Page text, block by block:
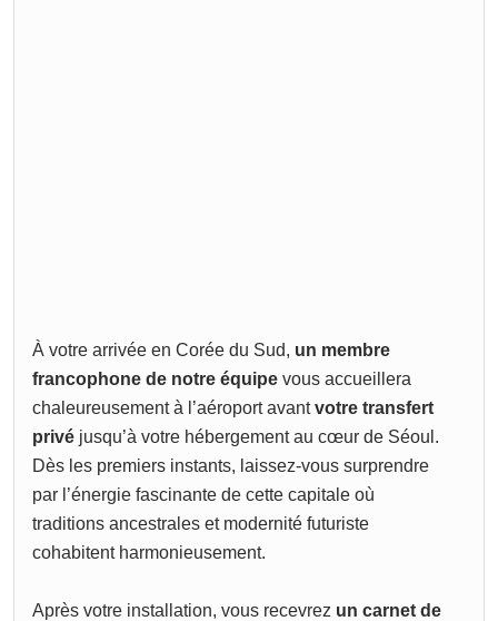
À votre arrivée en Corée du Sud, un membre
francophone de notre équipe vous accueillera
chaleureusement à l’aéroport avantvotre transfert
privé jusqu’à votre hébergement au cœur de Séoul.
Dès les premiers instants, laissez-vous surprendre
par l’énergie fascinante de cette capitale où
traditions ancestrales et modernité futuriste
cohabitent harmonieusement.
Après votre installation, vous recevrez un carnet de